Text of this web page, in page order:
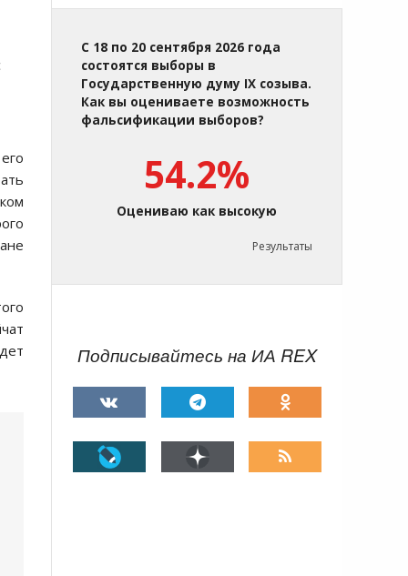
С 18 по 20 сентября 2026 года
состоятся выборы в
Государственную думу IX созыва.
Как вы оцениваете возможность
фальсификации выборов?
54.2%
Оцениваю как высокую
Результаты
Подписывайтесь на ИА REX